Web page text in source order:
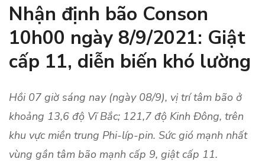
Nhận định bão Conson
10h00 ngày 8/9/2021: Giật
cấp 11, diễn biến khó lường
Hồi 07 giờ sáng nay (ngày 08/9), vị trí tâm bão ở
khoảng 13,6 độ Vĩ Bắc; 121,7 độ Kinh Đông, trên
khu vực miền trung Phi-líp-pin. Sức gió mạnh nhất
vùng gần tâm bão mạnh cấp 9, giật cấp 11.